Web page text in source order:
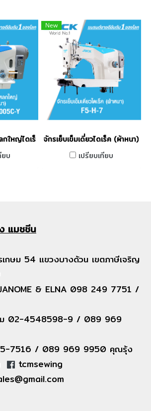
ลกใหญ่ไดเร็ค JACK รุ่น JK-58720B-A-
ยบ
New
จักรเย็บเข็มเดี่ยวไดเร็ค (ผ้าหนา)
เปรียบเทียบ
แมชชีน
กษม 54 แขวงบางด้วน เขตภาษีเจริญ
JANOME & ELNA 098 249 7751 /
ม 02-4548598-9 / 089 969
7516 / 089 969 9950 คุณรุ้ง
tcmsewing